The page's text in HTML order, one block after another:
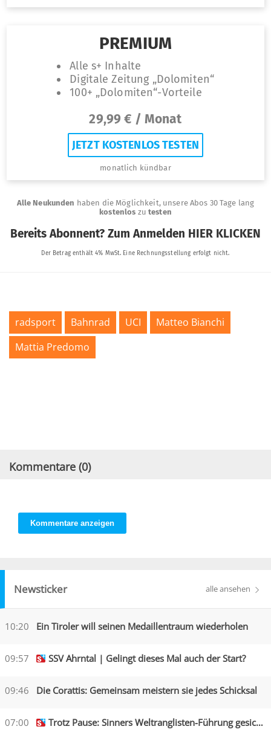
radsport Bahnrad UCI
Matteo Bianchi
Mattia Predomo
Kommentare (0)
Kommentare anzeigen
Newsticker alle ansehen
10:20 Ein Tiroler will seinen Medaillentraum wiederholen
09:57 SSV Ahrntal | Gelingt dieses Mal auch der Start?
09:46 Die Corattis: Gemeinsam meistern sie jedes Schicksal
07:00 Trotz Pause: Sinners Weltranglisten-Führung gesichert